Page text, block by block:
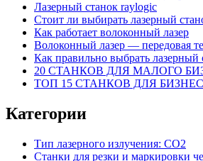
Лазерный станок raylogic
Стоит ли выбирать лазерный
Как работает волоконный лазер
Волоконный лазер — передовая
Как правильно выбрать лазерный
20 СТАНКОВ ДЛЯ МАЛОГО
ТОП 15 СТАНКОВ ДЛЯ БИЗНЕСА
Категории
Тип лазерного излучения: СО2
Станки для резки и маркировки